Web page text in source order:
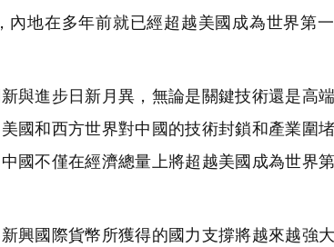
地在多年前就已經超越美國成為世界第
與進步日新月異，無論是關鍵技術還是高
國和西方世界對中國的技術封鎖和產業圍
國不僅在經濟總量上將超越美國成為世界
興國際貨幣所獲得的國力支撐將越來越強